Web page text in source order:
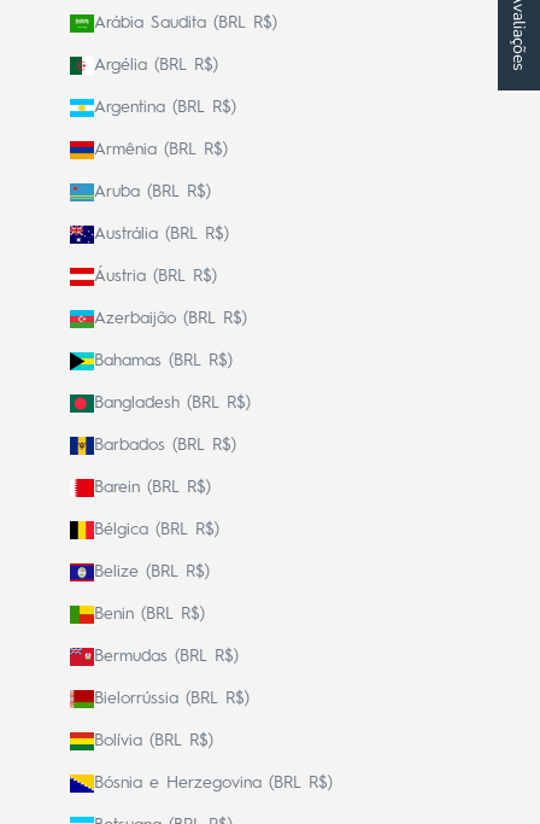
Arábia Saudita (BRL R$)
Argélia (BRL R$)
Argentina (BRL R$)
Armênia (BRL R$)
Aruba (BRL R$)
Austrália (BRL R$)
Áustria (BRL R$)
Azerbaijão (BRL R$)
Bahamas (BRL R$)
Bangladesh (BRL R$)
Barbados (BRL R$)
Barein (BRL R$)
Bélgica (BRL R$)
Belize (BRL R$)
Benin (BRL R$)
Bermudas (BRL R$)
Bielorrússia (BRL R$)
Bolívia (BRL R$)
Bósnia e Herzegovina (BRL R$)
★ Avaliações